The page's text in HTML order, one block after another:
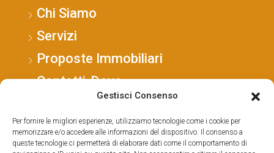
Gestisci Consenso
Per fornire le migliori esperienze, utilizziamo tecnologie come i cookie per
memorizzare e/o accedere alle informazioni del dispositivo. Il consenso a
queste tecnologie ci permetterà di elaborare dati come il comportamento di
Chi Siamo
Servizi
Proposte Immobiliari
Contatti-Dove